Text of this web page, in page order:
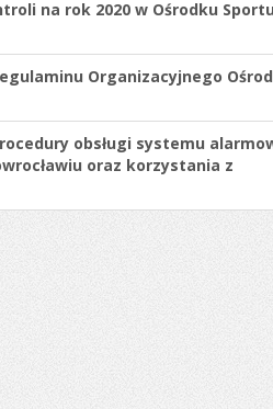
na rok 2020 w Ośrodku
Organizacyjnego
obsługi systemu
oraz korzystania z